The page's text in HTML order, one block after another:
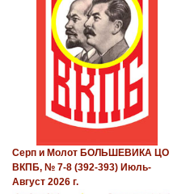
Серп и Молот БОЛЬШЕВИКА ЦО
ВКПБ, № 7-8 (392-393) Июль-
Август 2026 г.